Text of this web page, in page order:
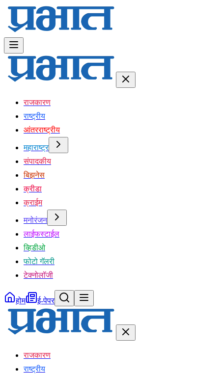
राजकारण
राष्ट्रीय
आंतरराष्ट्रीय
महाराष्ट्र
संपादकीय
बिझनेस
क्रीडा
क्राईम
मनोरंजन
लाईफस्टाईल
व्हिडीओ
फोटो गॅलरी
टेक्नोलॉजी
होम ई-पेपर
राजकारण
राष्ट्रीय